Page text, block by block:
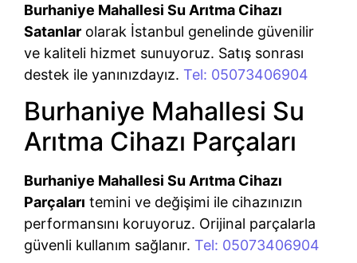
Burhaniye Mahallesi Su Arıtma Cihazı
Satanlar olarak İstanbul genelinde güvenilir
ve kaliteli hizmet sunuyoruz. Satış sonrası
destek ile yanınızdayız. Tel: 05073406904
Burhaniye Mahallesi Su
Arıtma Cihazı Parçaları
Burhaniye Mahallesi Su Arıtma Cihazı
Parçaları temini ve değişimi ile cihazınızın
performansını koruyoruz. Orijinal parçalarla
güvenli kullanım sağlanır. Tel: 05073406904